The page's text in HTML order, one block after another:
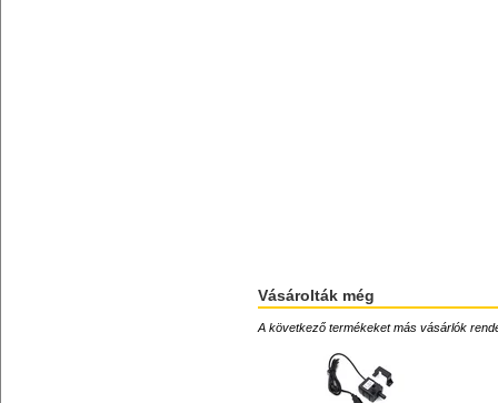
Vásárolták még
A következő termékeket más vásárlók